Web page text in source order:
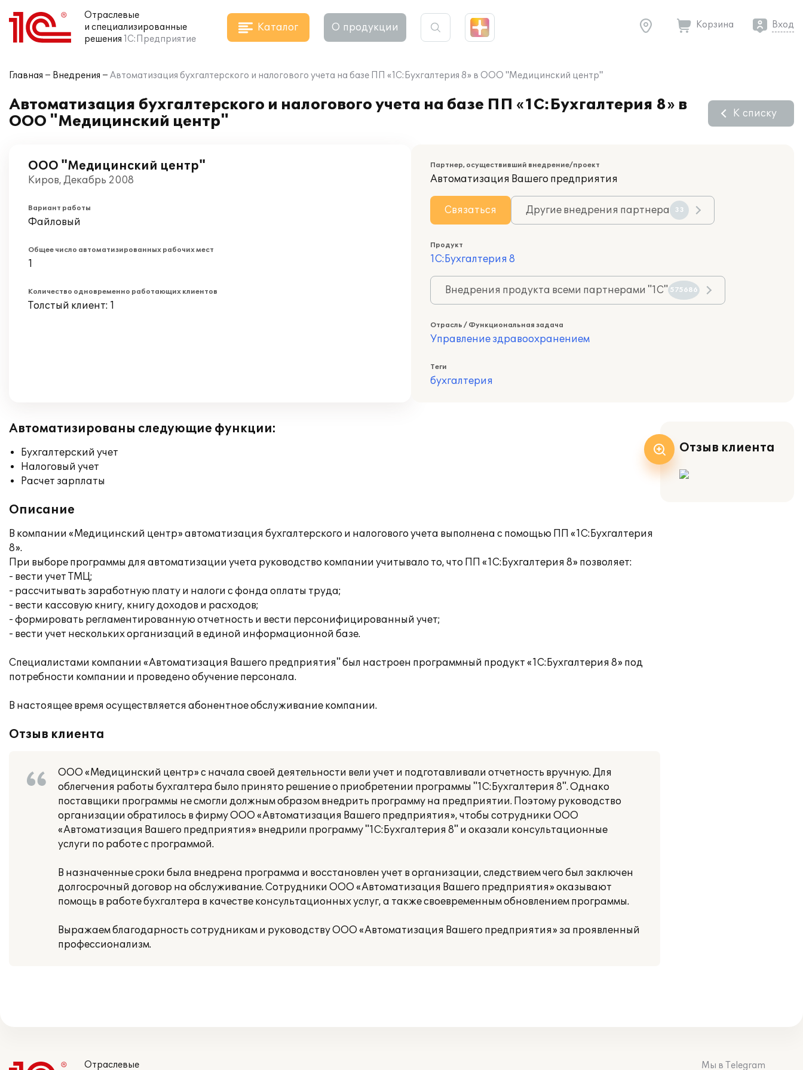
Отраслевые
и специализированные
решения 1С:Предприятие
Каталог О продукции Корзина Вход
Главная Внедрения Автоматизация бухгалтерского и налогового учета на базе ПП «1С:Бухгалтерия 8» в ООО "Медицинский центр"
Автоматизация бухгалтерского и налогового учета на базе ПП «1С:Бухгалтерия 8» в
ООО "Медицинский центр"
К списку
ООО "Медицинский центр"
Киров, Декабрь 2008
Вариант работы
Файловый
Общее число автоматизированных рабочих мест
1
Количество одновременно работающих клиентов
Толстый клиент: 1
Партнер, осуществивший внедрение/проект
Автоматизация Вашего предприятия
Связаться Другие внедрения партнера 33
Продукт
1С:Бухгалтерия 8
Внедрения продукта всеми партнерами "1С" 575686
Отрасль / Функциональная задача
Управление здравоохранением
Теги
бухгалтерия
Автоматизированы следующие функции:
Бухгалтерский учет
Налоговый учет
Расчет зарплаты
Описание
В компании «Медицинский центр» автоматизация бухгалтерского и налогового учета выполнена с помощью ПП «1С:Бухгалтерия
8».
При выборе программы для автоматизации учета руководство компании учитывало то, что ПП «1С:Бухгалтерия 8» позволяет:
- вести учет ТМЦ;
- рассчитывать заработную плату и налоги с фонда оплаты труда;
- вести кассовую книгу, книгу доходов и расходов;
- формировать регламентированную отчетность и вести персонифицированный учет;
- вести учет нескольких организаций в единой информационной базе.
Специалистами компании «Автоматизация Вашего предприятия" был настроен программный продукт «1С:Бухгалтерия 8» под
потребности компании и проведено обучение персонала.
В настоящее время осуществляется абонентное обслуживание компании.
Отзыв клиента
ООО «Медицинский центр» с начала своей деятельности вели учет и подготавливали отчетность вручную. Для
облегчения работы бухгалтера было принято решение о приобретении программы "1С:Бухгалтерия 8". Однако
поставщики программы не смогли должным образом внедрить программу на предприятии. Поэтому руководство
организации обратилось в фирму ООО «Автоматизация Вашего предприятия», чтобы сотрудники ООО
«Автоматизация Вашего предприятия» внедрили программу "1С:Бухгалтерия 8" и оказали консультационные
услуги по работе с программой.
В назначенные сроки была внедрена программа и восстановлен учет в организации, следствием чего был заключен
долгосрочный договор на обслуживание. Сотрудники ООО «Автоматизация Вашего предприятия» оказывают
помощь в работе бухгалтера в качестве консультационных услуг, а также своевременным обновлением программы.
Выражаем благодарность сотрудникам и руководству ООО «Автоматизация Вашего предприятия» за проявленный
профессионализм.
Отзыв клиента
Отраслевые Мы в Telegram